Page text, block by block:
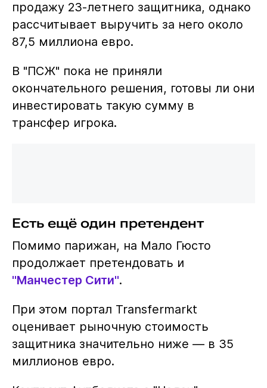
продажу 23-летнего защитника, однако
рассчитывает выручить за него около
87,5 миллиона евро.
В "ПСЖ" пока не приняли
окончательного решения, готовы ли они
инвестировать такую сумму в
трансфер игрока.
Есть ещё один претендент
Помимо парижан, на Мало Гюсто
продолжает претендовать и
"Манчестер Сити".
При этом портал Transfermarkt
оценивает рыночную стоимость
защитника значительно ниже — в 35
миллионов евро.